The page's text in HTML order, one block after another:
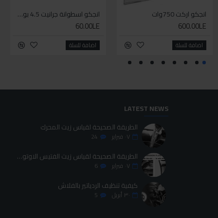
700.00LE
اضافة للسلة
طقم مبرد 6قطع
75.00LE
اضافة للسلة
انجكو اركت 750وات
600.00LE
اضافة للسلة
انجكو اسطوانة جرانيت 4.5 بوصة تربو
60.00LE
اضافة للسلة
LATEST NEWS
الطريقة الصحيحة لقياس زيت المحرك
٠٧ فبراير 24
الطريقة الصحيحة لقياس زيت الفتيس الاوتوماتيك
٠٧ فبراير 6
كيفية تنظيف الردياتير بالفلاش
٣٠ أبريل 5